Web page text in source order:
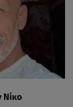
Νίκο